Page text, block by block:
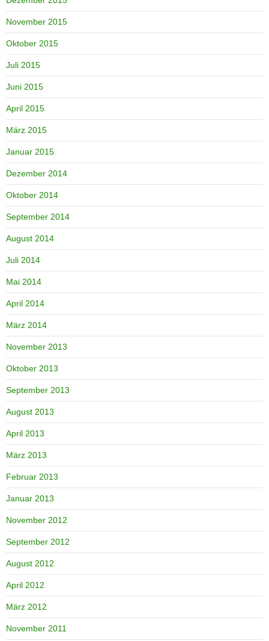
November 2015
Oktober 2015
Juli 2015
Juni 2015
April 2015
März 2015
Januar 2015
Dezember 2014
Oktober 2014
September 2014
August 2014
Juli 2014
Mai 2014
April 2014
März 2014
November 2013
Oktober 2013
September 2013
August 2013
April 2013
März 2013
Februar 2013
Januar 2013
November 2012
September 2012
August 2012
April 2012
März 2012
November 2011